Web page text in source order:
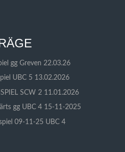
gg Greven 22.03.26
UBC 5 13.02.2026
SCW 2 11.01.2026
gg UBC 4 15-11-2025
09-11-25 UBC 4